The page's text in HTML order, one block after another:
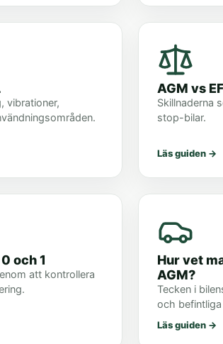
vibrationer,
AGM vs
Skillnaderna
stop-bilar.
Läs guiden →
och 1
att kontrollera
Hur vet
AGM?
Tecken i
och
Läs guiden →